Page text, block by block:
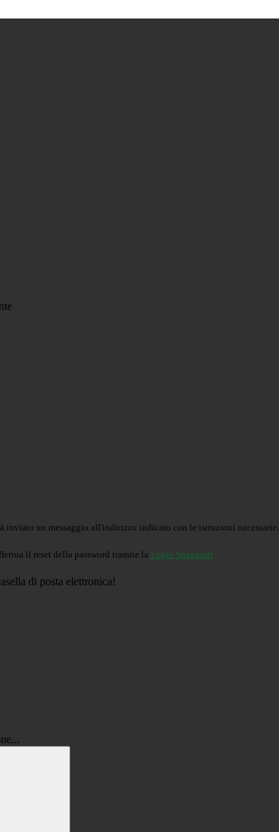
inviato un messaggio all'indirizzo indicato con le istruzioni necessarie.
il reset della password tramite la Login Spaggiari
di posta elettronica!